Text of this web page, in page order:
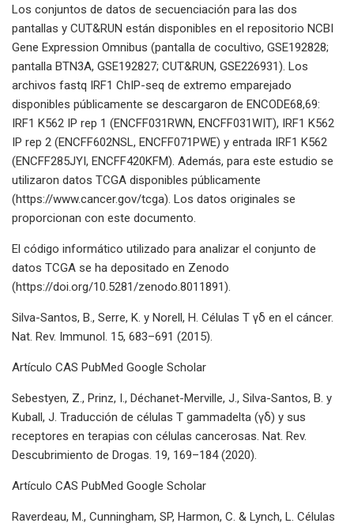
Los conjuntos de datos de secuenciación para las dos
pantallas y CUT&RUN están disponibles en el repositorio NCBI
Gene Expression Omnibus (pantalla de cocultivo, GSE192828;
pantalla BTN3A, GSE192827; CUT&RUN, GSE226931). Los
archivos fastq IRF1 ChIP-seq de extremo emparejado
disponibles públicamente se descargaron de ENCODE68,69:
IRF1 K562 IP rep 1 (ENCFF031RWN, ENCFF031WIT), IRF1 K562
IP rep 2 (ENCFF602NSL, ENCFF071PWE) y entrada IRF1 K562
(ENCFF285JYI, ENCFF420KFM). Además, para este estudio se
utilizaron datos TCGA disponibles públicamente
(https://www.cancer.gov/tcga). Los datos originales se
proporcionan con este documento.
El código informático utilizado para analizar el conjunto de
datos TCGA se ha depositado en Zenodo
(https://doi.org/10.5281/zenodo.8011891).
Silva-Santos, B., Serre, K. y Norell, H. Células T γδ en el cáncer.
Nat. Rev. Immunol. 15, 683–691 (2015).
Artículo CAS PubMed Google Scholar
Sebestyen, Z., Prinz, I., Déchanet-Merville, J., Silva-Santos, B. y
Kuball, J. Traducción de células T gammadelta (γδ) y sus
receptores en terapias con células cancerosas. Nat. Rev.
Descubrimiento de Drogas. 19, 169–184 (2020).
Artículo CAS PubMed Google Scholar
Raverdeau, M., Cunningham, SP, Harmon, C. & Lynch, L. Células